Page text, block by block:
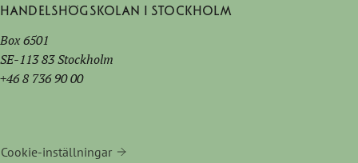
Handelshögskolan i Stockholm
Box 6501
SE-113 83 Stockholm
+46 8 736 90 00
Cookie-inställningar